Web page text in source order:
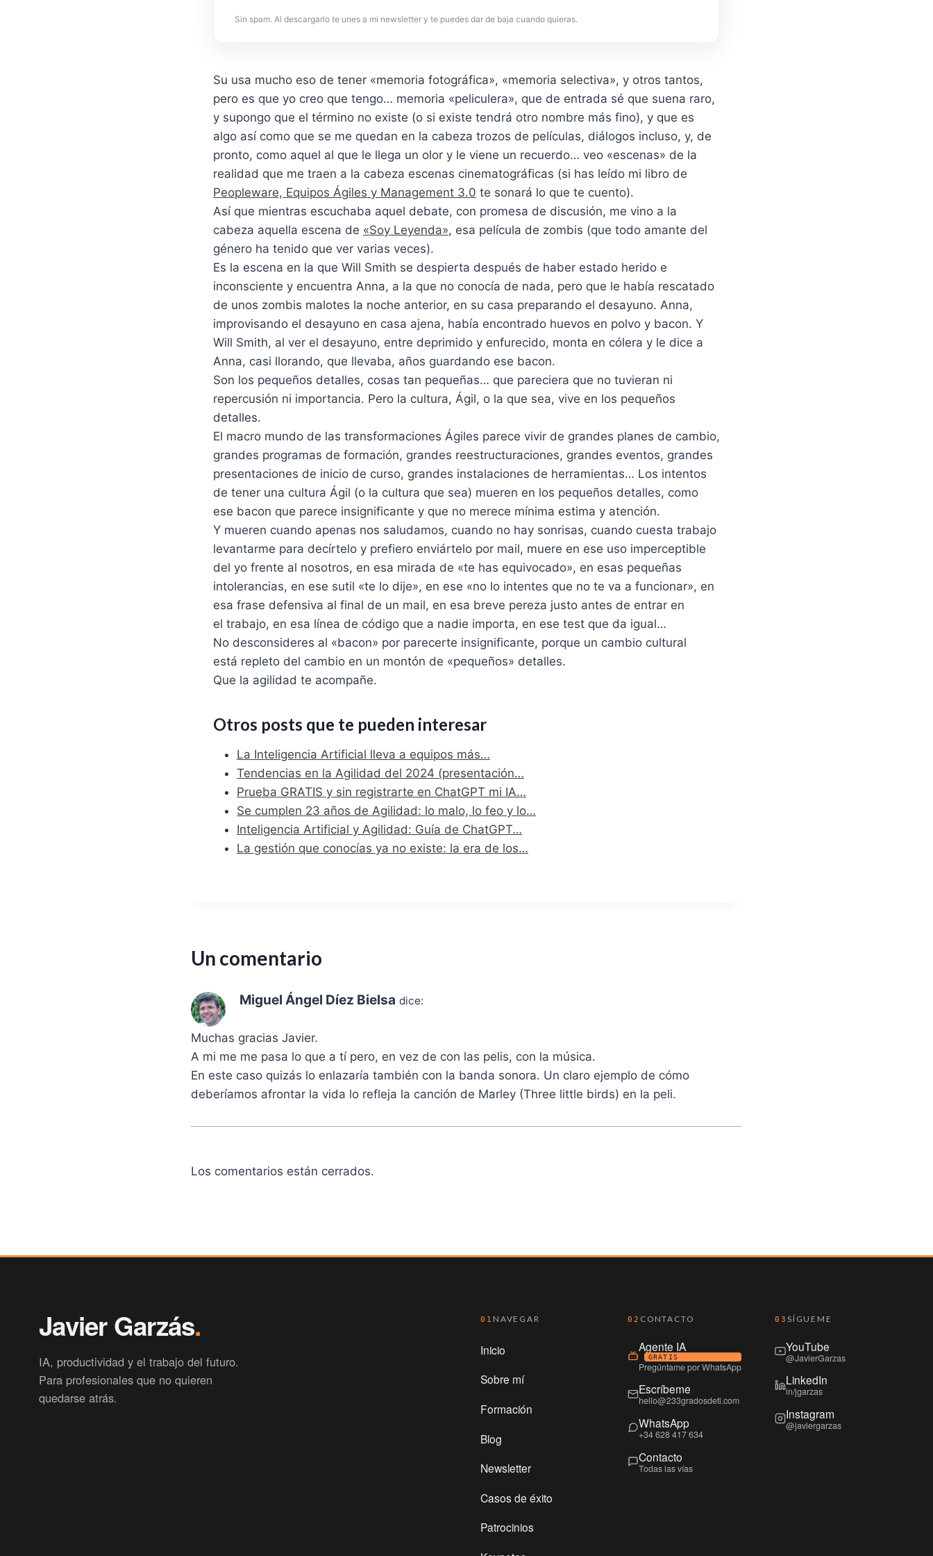
Sin spam. Al descargarlo te unes a mi newsletter y te puedes dar de baja cuando quieras.
Su usa mucho eso de tener «memoria fotográfica», «memoria selectiva», y otros tantos,
pero es que yo creo que tengo… memoria «peliculera», que de entrada sé que suena raro,
y supongo que el término no existe (o si existe tendrá otro nombre más fino), y que es
algo así como que se me quedan en la cabeza trozos de películas, diálogos incluso, y, de
pronto, como aquel al que le llega un olor y le viene un recuerdo… veo «escenas» de la
realidad que me traen a la cabeza escenas cinematográficas (si has leído mi libro de
Peopleware, Equipos Ágiles y Management 3.0 te sonará lo que te cuento).
Así que mientras escuchaba aquel debate, con promesa de discusión, me vino a la
cabeza aquella escena de «Soy Leyenda», esa película de zombis (que todo amante del
género ha tenido que ver varias veces).
Es la escena en la que Will Smith se despierta después de haber estado herido e
inconsciente y encuentra Anna, a la que no conocía de nada, pero que le había rescatado
de unos zombis malotes la noche anterior, en su casa preparando el desayuno. Anna,
improvisando el desayuno en casa ajena, había encontrado huevos en polvo y bacon. Y
Will Smith, al ver el desayuno, entre deprimido y enfurecido, monta en cólera y le dice a
Anna, casi llorando, que llevaba, años guardando ese bacon.
Son los pequeños detalles, cosas tan pequeñas… que pareciera que no tuvieran ni
repercusión ni importancia. Pero la cultura, Ágil, o la que sea, vive en los pequeños
detalles.
El macro mundo de las transformaciones Ágiles parece vivir de grandes planes de cambio,
grandes programas de formación, grandes reestructuraciones, grandes eventos, grandes
presentaciones de inicio de curso, grandes instalaciones de herramientas… Los intentos
de tener una cultura Ágil (o la cultura que sea) mueren en los pequeños detalles, como
ese bacon que parece insignificante y que no merece mínima estima y atención.
Y mueren cuando apenas nos saludamos, cuando no hay sonrisas, cuando cuesta trabajo
levantarme para decírtelo y prefiero enviártelo por mail, muere en ese uso imperceptible
del yo frente al nosotros, en esa mirada de «te has equivocado», en esas pequeñas
intolerancias, en ese sutil «te lo dije», en ese «no lo intentes que no te va a funcionar», en
esa frase defensiva al final de un mail, en esa breve pereza justo antes de entrar en
el trabajo, en esa línea de código que a nadie importa, en ese test que da igual…
No desconsideres al «bacon» por parecerte insignificante, porque un cambio cultural
está repleto del cambio en un montón de «pequeños» detalles.
Que la agilidad te acompañe.
Otros posts que te pueden interesar
La Inteligencia Artificial lleva a equipos más…
Tendencias en la Agilidad del 2024 (presentación…
Prueba GRATIS y sin registrarte en ChatGPT mi IA…
Se cumplen 23 años de Agilidad: lo malo, lo feo y lo…
Inteligencia Artificial y Agilidad: Guía de ChatGPT…
La gestión que conocías ya no existe: la era de los…
Un comentario
Miguel Ángel Díez Bielsa dice:
Muchas gracias Javier.
A mi me me pasa lo que a tí pero, en vez de con las pelis, con la música.
En este caso quizás lo enlazaría también con la banda sonora. Un claro ejemplo de cómo
deberíamos afrontar la vida lo refleja la canción de Marley (Three little birds) en la peli.
Los comentarios están cerrados.
Javier Garzás.
IA, productividad y el trabajo del futuro.
Para profesionales que no quieren
quedarse atrás.
01 NAVEGAR
Inicio
Sobre mí
Formación
Blog
Newsletter
Casos de éxito
Patrocinios
02 CONTACTO
Agente IA
GRATIS
Pregúntame por WhatsApp
Escríbeme
hello@233gradosdeti.com
WhatsApp
+34 628 417 634
Contacto
Todas las vías
03 SÍGUEME
YouTube
@JavierGarzas
LinkedIn
in/jgarzas
Instagram
@javiergarzas